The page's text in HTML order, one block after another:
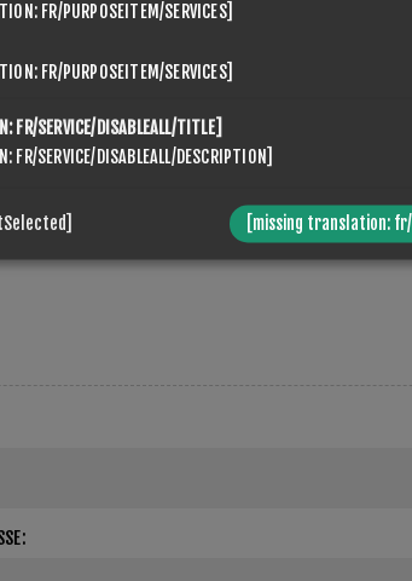
FR/PURPOSEITEM/SERVICES]
FR/PURPOSEITEM/SERVICES]
FR/SERVICE/DISABLEALL/TITLE]
FR/SERVICE/DISABLEALL/DESCRIPTION]
[missing translation: